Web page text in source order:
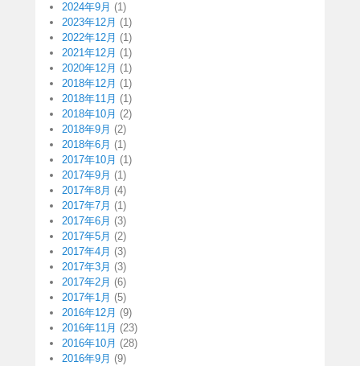
2024年9月 (1)
2023年12月 (1)
2022年12月 (1)
2021年12月 (1)
2020年12月 (1)
2018年12月 (1)
2018年11月 (1)
2018年10月 (2)
2018年9月 (2)
2018年6月 (1)
2017年10月 (1)
2017年9月 (1)
2017年8月 (4)
2017年7月 (1)
2017年6月 (3)
2017年5月 (2)
2017年4月 (3)
2017年3月 (3)
2017年2月 (6)
2017年1月 (5)
2016年12月 (9)
2016年11月 (23)
2016年10月 (28)
2016年9月 (9)